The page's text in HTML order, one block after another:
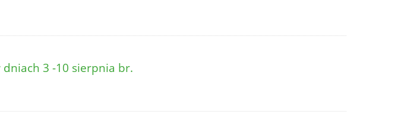
dniach 3 -10 sierpnia br.